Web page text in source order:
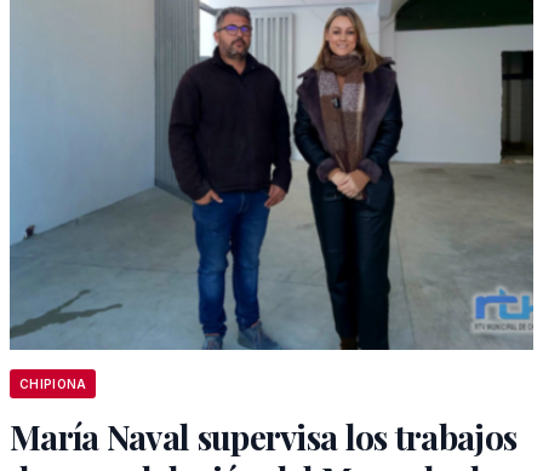
CHIPIONA
María Naval supervisa los trabajos